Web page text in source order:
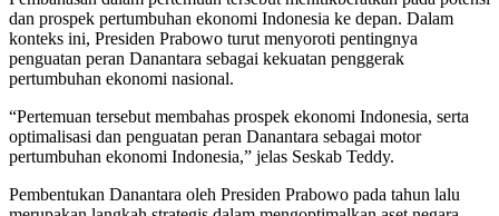
dan prospek pertumbuhan ekonomi Indonesia ke depan. Dalam
konteks ini, Presiden Prabowo turut menyoroti pentingnya
penguatan peran Danantara sebagai kekuatan penggerak
pertumbuhan ekonomi nasional.
“Pertemuan tersebut membahas prospek ekonomi Indonesia, serta
optimalisasi dan penguatan peran Danantara sebagai motor
pertumbuhan ekonomi Indonesia,” jelas Seskab Teddy.
Pembentukan Danantara oleh Presiden Prabowo pada tahun lalu